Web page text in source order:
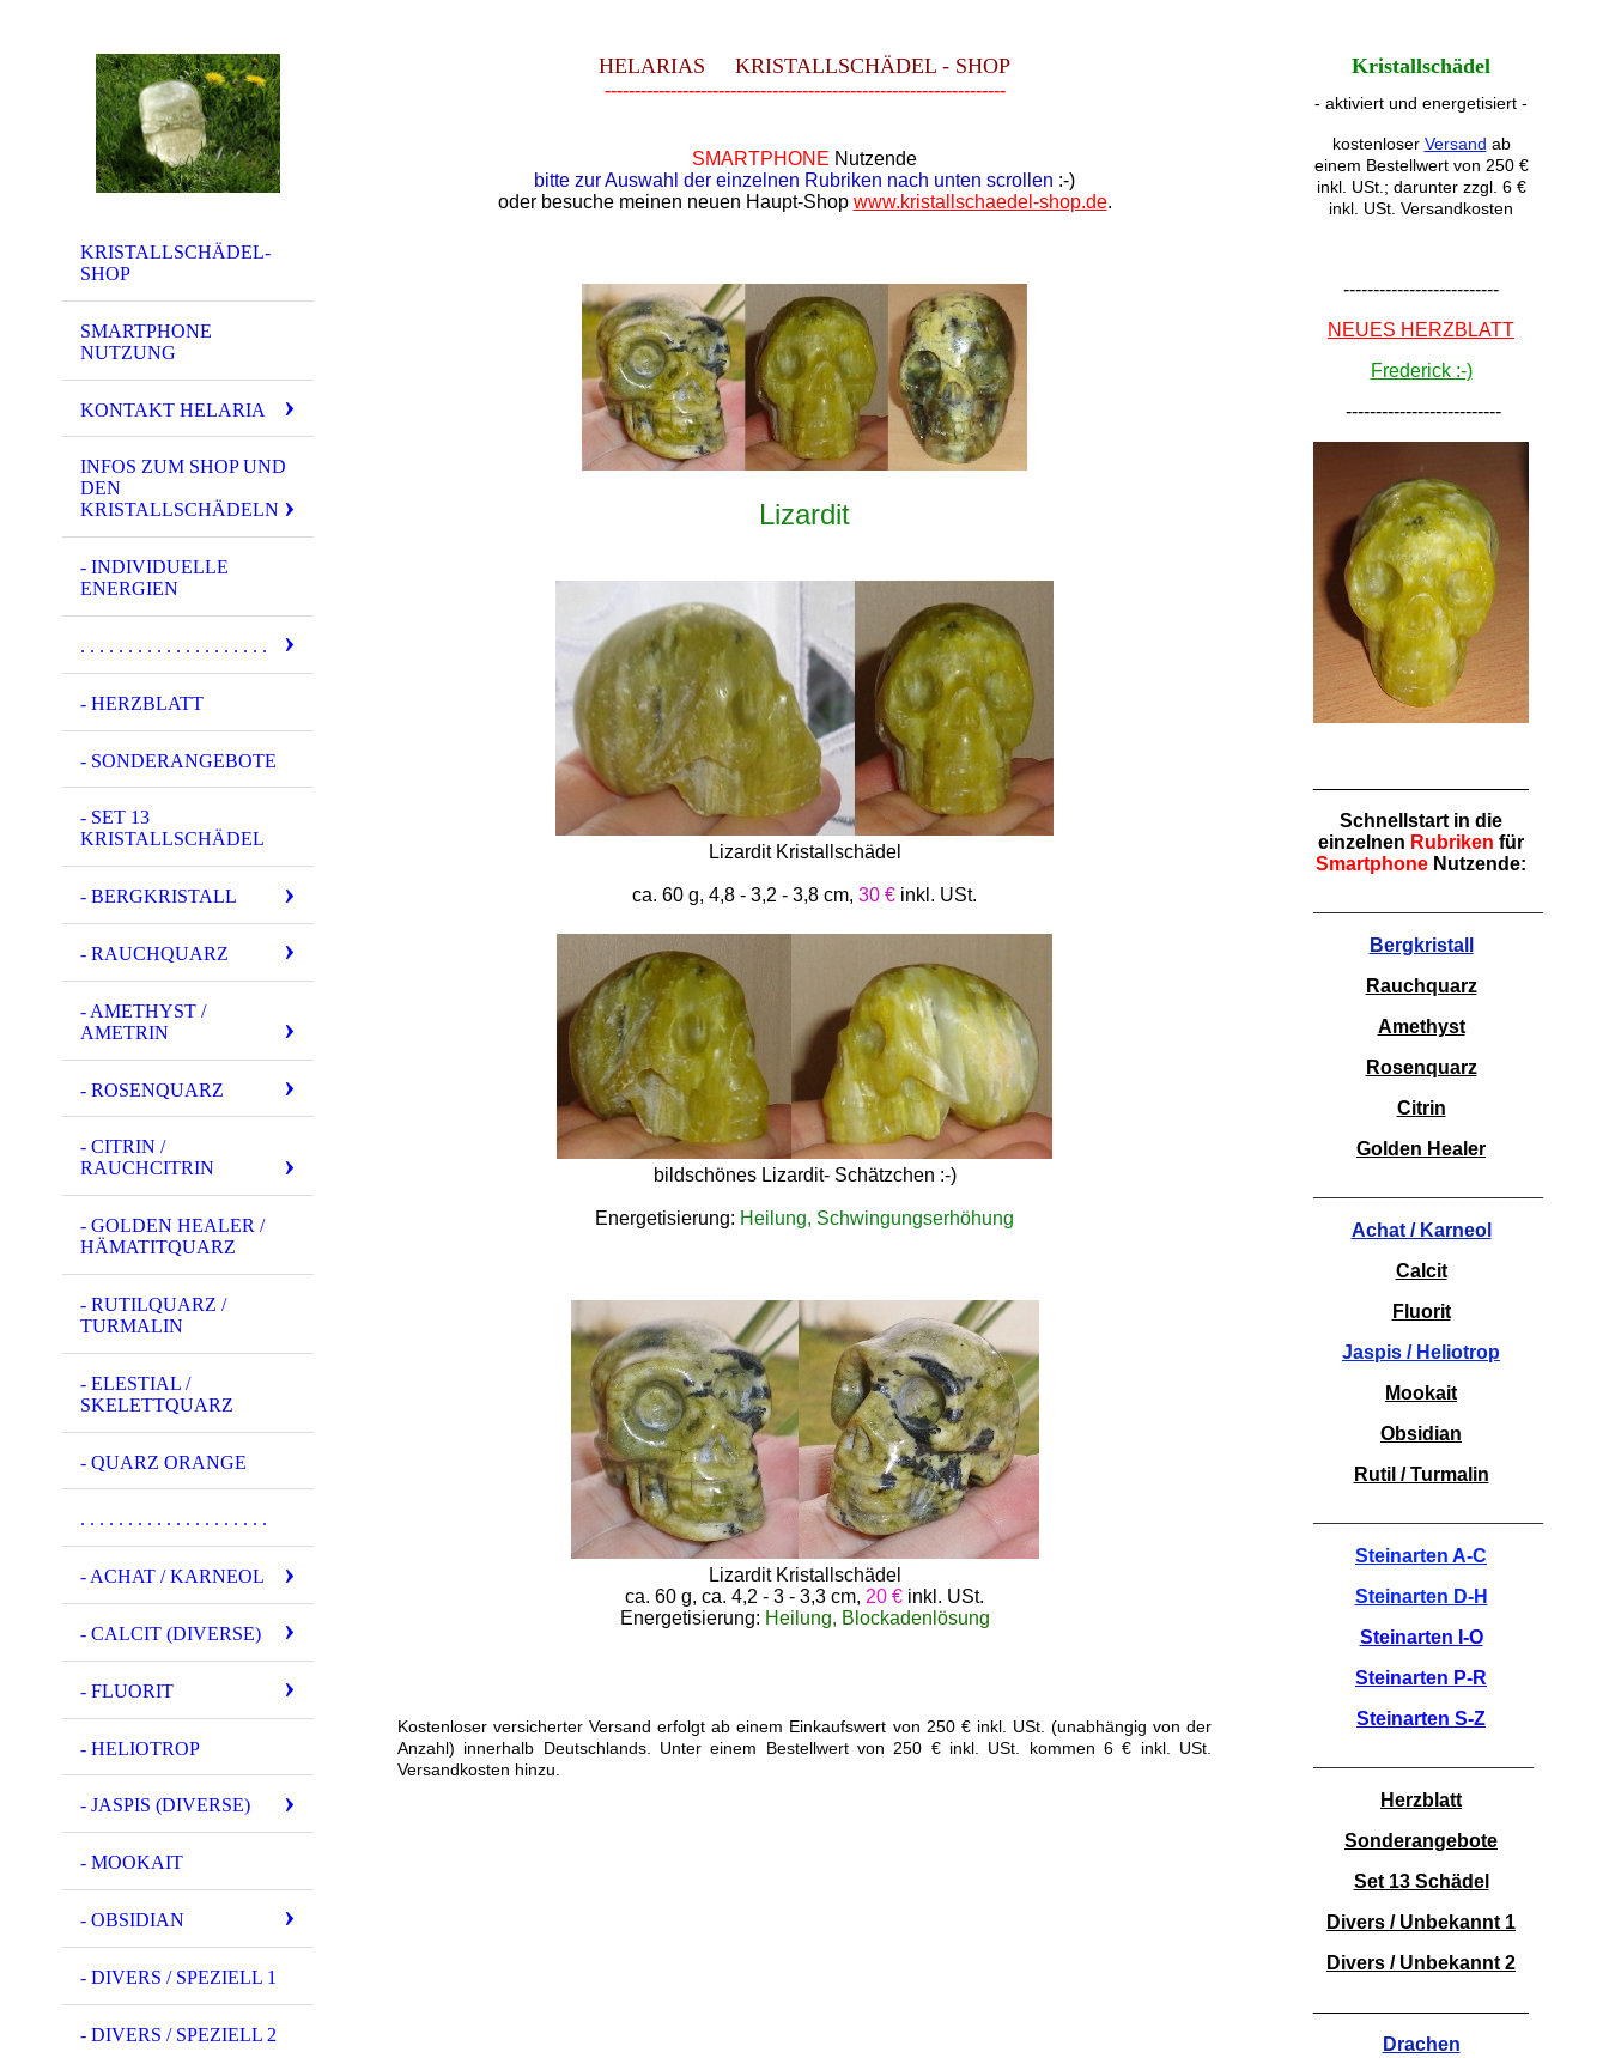
KRISTALLSCHÄDEL-
SHOP
SMARTPHONE
NUTZUNG
KONTAKT HELARIA
INFOS ZUM SHOP UND
DEN
KRISTALLSCHÄDELN
- INDIVIDUELLE
ENERGIEN
. . . . . . . . . . . . . . . . . . . .
- HERZBLATT
- SONDERANGEBOTE
- SET 13
KRISTALLSCHÄDEL
- BERGKRISTALL
- RAUCHQUARZ
- AMETHYST /
AMETRIN
- ROSENQUARZ
- CITRIN /
RAUCHCITRIN
- GOLDEN HEALER /
HÄMATITQUARZ
- RUTILQUARZ /
TURMALIN
- ELESTIAL /
SKELETTQUARZ
- QUARZ ORANGE
. . . . . . . . . . . . . . . . . . . .
- ACHAT / KARNEOL
- CALCIT (DIVERSE)
- FLUORIT
- HELIOTROP
- JASPIS (DIVERSE)
- MOOKAIT
- OBSIDIAN
- DIVERS / SPEZIELL 1
- DIVERS / SPEZIELL 2
HELARIAS KRISTALLSCHÄDEL - SHOP
-------------------------------------------------------------------
SMARTPHONE Nutzende
bitte zur Auswahl der einzelnen Rubriken nach unten scrollen :-)
oder besuche meinen neuen Haupt-Shop www.kristallschaedel-shop.de.
Lizardit
Lizardit Kristallschädel
ca. 60 g, 4,8 - 3,2 - 3,8 cm, 30 € inkl. USt.
bildschönes Lizardit- Schätzchen :-)
Energetisierung: Heilung, Schwingungserhöhung
Lizardit Kristallschädel
ca. 60 g, ca. 4,2 - 3 - 3,3 cm, 20 € inkl. USt.
Energetisierung: Heilung, Blockadenlösung
Kostenloser versicherter Versand erfolgt ab einem Einkaufswert von 250 € inkl. USt. (unabhängig von der
Anzahl) innerhalb Deutschlands. Unter einem Bestellwert von 250 € inkl. USt. kommen 6 € inkl. USt.
Versandkosten hinzu.
Kristallschädel
- aktiviert und energetisiert -
kostenloser Versand ab
einem Bestellwert von 250 €
inkl. USt.; darunter zzgl. 6 €
inkl. USt. Versandkosten
--------------------------
NEUES HERZBLATT
Frederick :-)
--------------------------
Schnellstart in die
einzelnen Rubriken für
Smartphone Nutzende:
Bergkristall
Rauchquarz
Amethyst
Rosenquarz
Citrin
Golden Healer
Achat / Karneol
Calcit
Fluorit
Jaspis / Heliotrop
Mookait
Obsidian
Rutil / Turmalin
Steinarten A-C
Steinarten D-H
Steinarten I-O
Steinarten P-R
Steinarten S-Z
Herzblatt
Sonderangebote
Set 13 Schädel
Divers / Unbekannt 1
Divers / Unbekannt 2
Drachen